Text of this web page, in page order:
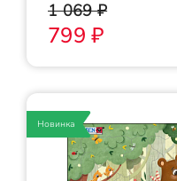
1 069 ₽
799 ₽
Новинка